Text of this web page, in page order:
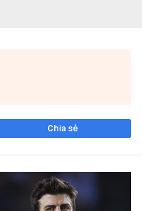
Chia sẻ